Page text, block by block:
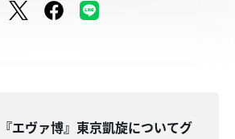
『エヴァ博』東京凱旋についてグ